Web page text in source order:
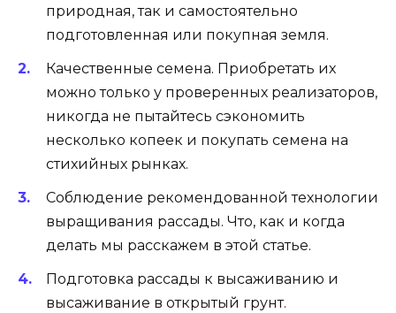
природная, так и самостоятельно
подготовленная или покупная земля.
Качественные семена. Приобретать их
можно только у проверенных реализаторов,
никогда не пытайтесь сэкономить
несколько копеек и покупать семена на
стихийных рынках.
Соблюдение рекомендованной технологии
выращивания рассады. Что, как и когда
делать мы расскажем в этой статье.
Подготовка рассады к высаживанию и
высаживание в открытый грунт.